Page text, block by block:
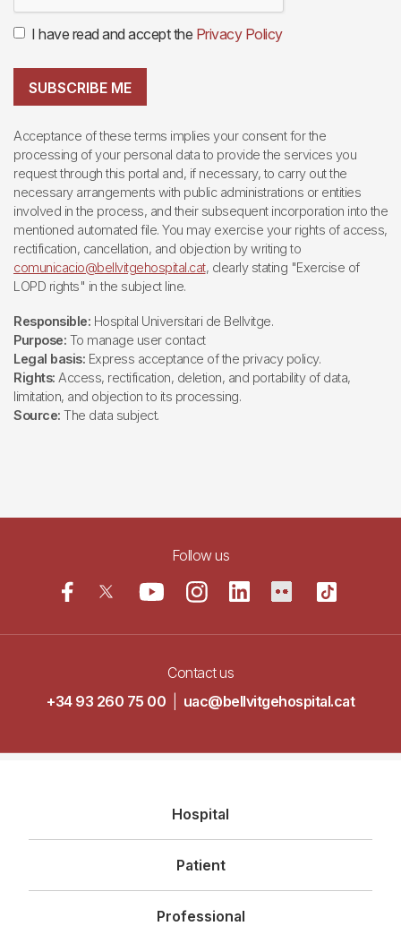
I have read and accept the Privacy Policy
SUBSCRIBE ME
Acceptance of these terms implies your consent for the
processing of your personal data to provide the services you
request through this portal and, if necessary, to carry out the
necessary arrangements with public administrations or entities
involved in the process, and their subsequent incorporation into the
mentioned automated file. You may exercise your rights of access,
rectification, cancellation, and objection by writing to
comunicacio@bellvitgehospital.cat, clearly stating "Exercise of
LOPD rights" in the subject line.
Responsible: Hospital Universitari de Bellvitge.
Purpose: To manage user contact
Legal basis: Express acceptance of the privacy policy.
Rights: Access, rectification, deletion, and portability of data,
limitation, and objection to its processing.
Source: The data subject.
Follow us
Contact us
+34 93 260 75 00
uac@bellvitgehospital.cat
principal
Hospital
Patient
Professional